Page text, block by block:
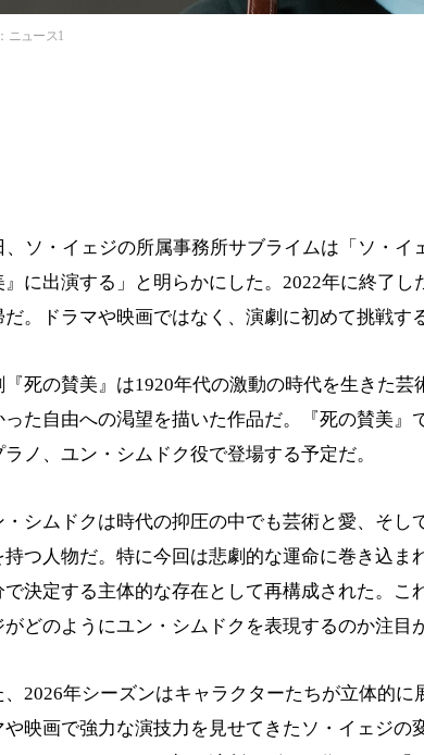
ニュース1
、ソ・イェジの所属事務所サブライムは「ソ・
』に出演する」と明らかにした。2022年に終了
だ。ドラマや映画ではなく、演劇に初めて挑戦す
『死の賛美』は1920年代の激動の時代を生きた
った自由への渇望を描いた作品だ。『死の賛美』
ラノ、ユン・シムドク役で登場する予定だ。
・シムドクは時代の抑圧の中でも芸術と愛、そし
持つ人物だ。特に今回は悲劇的な運命に巻き込ま
で決定する主体的な存在として再構成された。こ
がどのようにユン・シムドクを表現するのか注目
、2026年シーズンはキャラクターたちが立体的
や映画で強力な演技力を見せてきたソ・イェジの